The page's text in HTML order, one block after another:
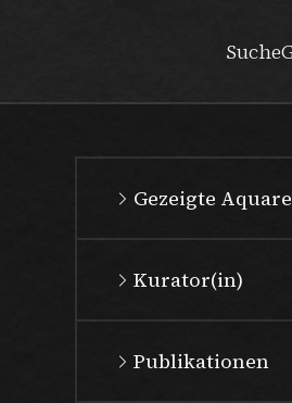
Suche
Gezeigte
Kurator(in)
Publikationen